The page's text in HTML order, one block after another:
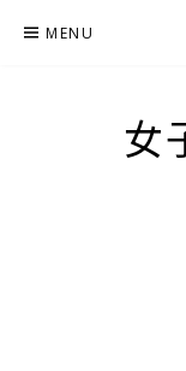
MENU
女